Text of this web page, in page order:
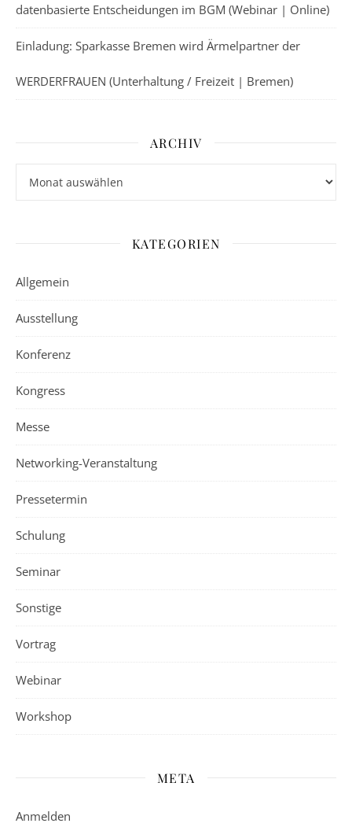
datenbasierte Entscheidungen im BGM (Webinar | Online)
Einladung: Sparkasse Bremen wird Ärmelpartner der
WERDERFRAUEN (Unterhaltung / Freizeit | Bremen)
ARCHIV
KATEGORIEN
Allgemein
Ausstellung
Konferenz
Kongress
Messe
Networking-Veranstaltung
Pressetermin
Schulung
Seminar
Sonstige
Vortrag
Webinar
Workshop
META
Anmelden